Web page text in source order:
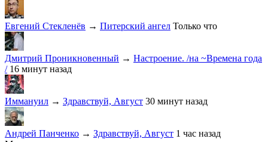
Евгений Стекленёв → Питерский ангел Только что
Дмитрий Проникновенный → Настроение. /на ~Времена года
/ 16 минут назад
Иммануил → Здравствуй, Август 30 минут назад
Андрей Панченко → Здравствуй, Август 1 час назад